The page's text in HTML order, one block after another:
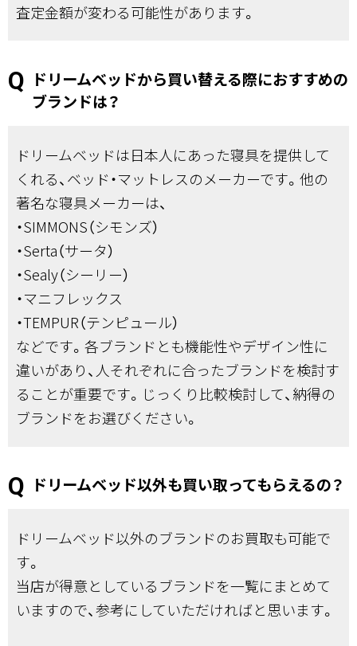
査定金額が変わる可能性があります。
ドリームベッドから買い替える際におすすめの
ブランドは？
ドリームベッドは日本人にあった寝具を提供して
くれる、ベッド・マットレスのメーカーです。他の
著名な寝具メーカーは、
・SIMMONS（シモンズ）
・Serta（サータ）
・Sealy（シーリー）
・マニフレックス
・TEMPUR（テンピュール）
などです。各ブランドとも機能性やデザイン性に
違いがあり、人それぞれに合ったブランドを検討す
ることが重要です。じっくり比較検討して、納得の
ブランドをお選びください。
ドリームベッド以外も買い取ってもらえるの？
ドリームベッド以外のブランドのお買取も可能で
す。
当店が得意としているブランドを一覧にまとめて
いますので、参考にしていただければと思います。